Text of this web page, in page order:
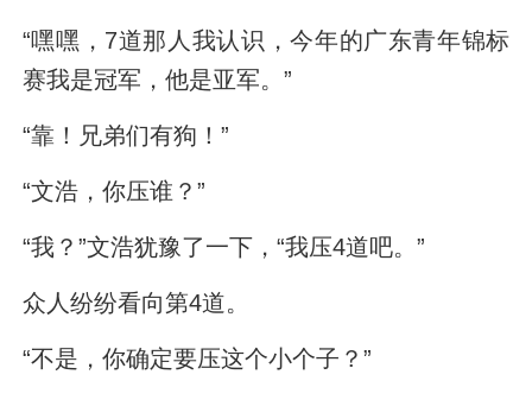
“嘿嘿，7道那人我认识，今年的广东青年锦标
赛我是冠军，他是亚军。”
“靠！兄弟们有狗！”
“文浩，你压谁？”
“我？”文浩犹豫了一下，“我压4道吧。”
众人纷纷看向第4道。
“不是，你确定要压这个小个子？”